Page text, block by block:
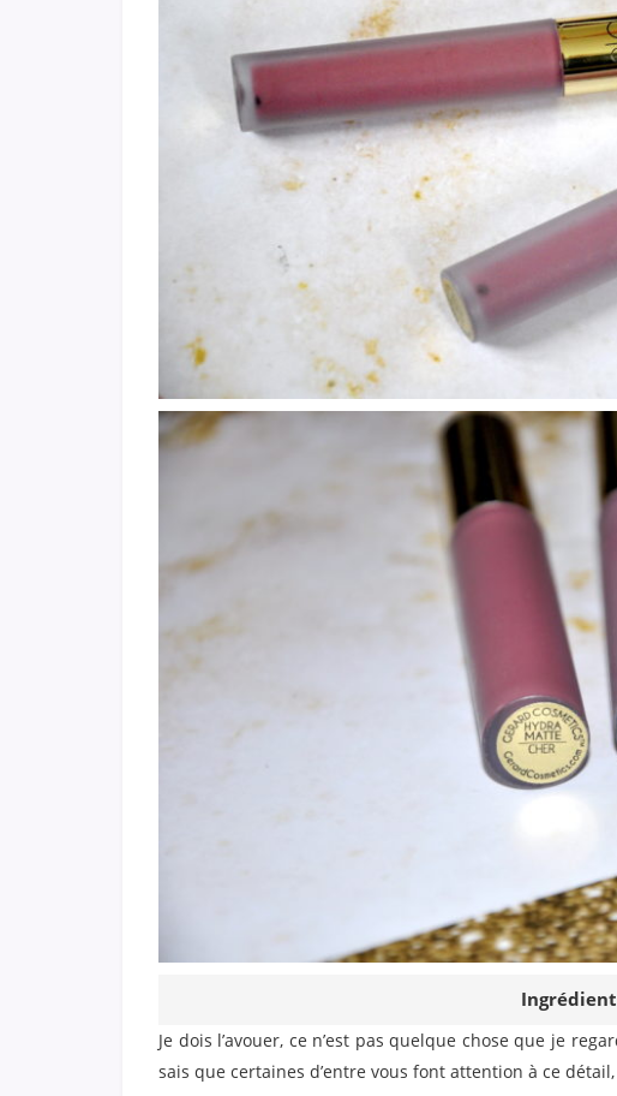
Je dois l’avouer, ce n’est pas quelque chose que je
sais que certaines d’entre vous font attention à ce